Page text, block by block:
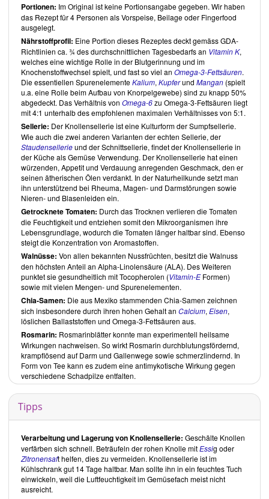
Rezension veröffentlicht waren. Im Blog erschienene Artikel sind
nicht berücksichtigt.
Gesamteindruck
UnterKraftort Rohkostküche – Geniesse, was Dir gut tutvon
Erlmannfinden Sie eine sehr grosse Auswahl an internationalen, roh-
veganen Speisen. Die Rezepte stellen grossteils roh-vegane
Varianten klassischer Rezepte dar.Lena Erlmann vereint in ihrem
Blog zwei ihrer Herzensthemen: Die Begeisterung für die Zubereitung
von Gerichten und das Streben nach ganzheitlicher Gesundheit mit
dem Ziel des Heilens von chronischen Krankheiten. Ein Teil der
Rezepte sind neuartige Varianten klassischer Rezepte, weshalb es
etwas enttäuschend ist, dass andere Rezepte wiederum recht
gewöhnlich sind. Die Rezepte sind in unterschiedliche Kategorien,
wie beispielsweise Suppen und Gemüsegerichte eingeteilt, wobei
Gerichte in mehreren Kapiteln widerholt auftauchen. Nicht selten
fehlen Mengenangaben für Zutaten, was eine Nachbereitung
erschwert, beziehungsweise gute Erfahrung voraussetzt. Fehlende
Zubereitungszeiten und Portionsangaben gestalten die
Küchenplanung aufwändiger.
Viele der Rezepte, abgesehen von Broten, kommen ohne
zeitaufwendige Zubereitungsschritte, wie Dörren oder Einweichzeiten
aus. Etwa ein Zehntel aller Rezepte enthalten spezielle Zutaten, wie
Lecithin, Irishmoos-Gel, Lucuma -oder Moringapulver. Etwa ein
Sechstel der Rezepte verlangt nach zugesetztem Öl, wobei die
Mengen abgesehen von wenigen Rezepten, hauptsächlich Kuchen,
gering gehalten sind. Gerade bei Kuchen greiftLena Erlmann
gerne auf
Agar Agar
zurück, anstelle des von vielen Autoren
verwendeten Kokosöls. Süssungsmittel kommen nicht sehr oft vor
und auch dann meist nur nur in geringen Mengen. Stattdessen
verwendetLena ErlmanngerneDatteln , diese teilweise auch in
grösseren Mengen.
Wünschenswert wäre es, bei den Zutaten auf ein gutes Verhältnis von
Omega-6-zu Omega-3-Fettsäuren zu achten, welches 5:1 nicht
überschreiten sollte. Omega-3-Fettsäuren kommen hier oftmals
deutlich zu kurz. Die verwendeten Zutaten sind leider nicht
ausnahmslos unverarbeitet. So kommen neben den genannten
Pulvern auch mal eine Tapenade und fertige
Gewürzmischungen zum Einsatz. Die häufig verwendeten Nussmuse
könnte man selbst herstellen. Kritisch betrachtet, sind manche
in etwa zwei Drittel der Kuchen-Rezepte zum Einsatz kommen, sind
im Grunde selten roh. Steht "Cashewkerne roh" auf der Packung,
weist dies meistens nur darauf hin, dass die Deaktivierung des
giftigen Cardols durch Dampf erfolgte, statt durch einen Röstprozess.
Auch betrachten wirSojasaucenicht als roh, da man während des
Herstellungsprozesses die Sojabohnen erhitzt. Somit sind selbst
Portionen: Im Original ist keine Portionsangabe gegeben. Wir haben
das Rezept für 4 Personen als Vorspeise, Beilage oder Fingerfood
ausgelegt.
Nährstoffprofil: Eine Portion dieses Rezeptes deckt gemäss GDA-
Richtlinien ca. ¾ des durchschnittlichen Tagesbedarfs an Vitamin K,
welches eine wichtige Rolle in der Blutgerinnung und im
Knochenstoffwechsel spielt, und fast so viel an Omega-3-Fettsäuren.
Die essentiellen SpurenelementeKalium, Kupferund Mangan (spielt
u.a. eine Rolle beim Aufbau von Knorpelgewebe) sind zu knapp 50%
abgedeckt. Das Verhältnis von Omega-6zu Omega-3-Fettsäuren liegt
mit 4:1 unterhalb des empfohlenen maximalen Verhältnisses von 5:1.
Sellerie: Der Knollensellerie ist eine Kulturform der Sumpfsellerie.
Wie auch die zwei anderen Varianten der echten Sellerie, der
Staudensellerieund der Schnittsellerie, findet der Knollensellerie in
der Küche als Gemüse Verwendung. Der Knollensellerie hat einen
würzenden, Appetit und Verdauung anregenden Geschmack, den er
seinen ätherischen Ölen verdankt. In der Naturheilkunde setzt man
ihn unterstützend bei Rheuma, Magen- und Darmstörungen sowie
Nieren- und Blasenleiden ein.
Getrocknete Tomaten: Durch das Trocknen verlieren die Tomaten
die Feuchtigkeit und entziehen somit den Mikroorganismen ihre
Lebensgrundlage, wodurch die Tomaten länger haltbar sind. Ebenso
steigt die Konzentration von Aromastoffen.
Walnüsse: Von allen bekannten Nussfrüchten, besitzt die Walnuss
den höchsten Anteil an Alpha-Linolensäure (ALA). Des Weiteren
punktet sie gesundheitlich mit Tocopherolen (Vitamin-EFormen)
sowie mit vielen Mengen- und Spurenelementen.
Chia-Samen: Die aus Mexiko stammenden Chia-Samen zeichnen
sich insbesondere durch ihren hohen Gehalt an Calcium, Eisen,
löslichen Ballaststoffen und Omega-3-Fettsäuren aus.
Rosmarin: Rosmarinblätter konnte man experimentell heilsame
Wirkungen nachweisen. So wirkt Rosmarin durchblutungsfördernd,
krampflösend auf Darm und Gallenwege sowie schmerzlindernd. In
Form von Tee kann es zudem eine antimykotische Wirkung gegen
verschiedene Schadpilze entfalten.
Tipps
Verarbeitung und Lagerung von Knollensellerie: Geschälte Knollen
verfärben sich schnell. Beträufeln der rohen Knolle mitEssig oder
Zitronensaft helfen, dies zu vermeiden. Knollensellerie ist im
Kühlschrank gut 14 Tage haltbar. Man sollte ihn in ein feuchtes Tuch
einwickeln, weil die Luftfeuchtigkeit im Gemüsefach meist nicht
ausreicht.